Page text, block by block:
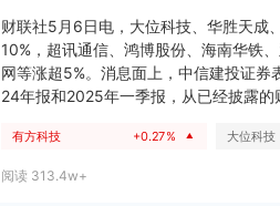
财联社5月6日电，大位科技、华胜天成
10%，超讯通信、鸿博股份、海南华铁
网等涨超5%。消息面上，中信建投证
24年报和2025年一季报，从已经披露的
有方科技 +0.27% ▲ 大位科技
阅读 313.4w+